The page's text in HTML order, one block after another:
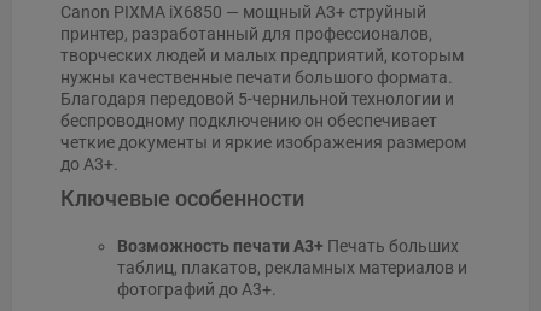
Canon PIXMA iX6850 — мощный A3+ струйный
принтер, разработанный для профессионалов,
творческих людей и малых предприятий, которым
нужны качественные печати большого формата.
Благодаря передовой 5-чернильной технологии и
беспроводному подключению он обеспечивает
четкие документы и яркие изображения размером
до A3+.
Ключевые особенности
Возможность печати A3+ Печать больших
таблиц, плакатов, рекламных материалов и
фотографий до A3+.